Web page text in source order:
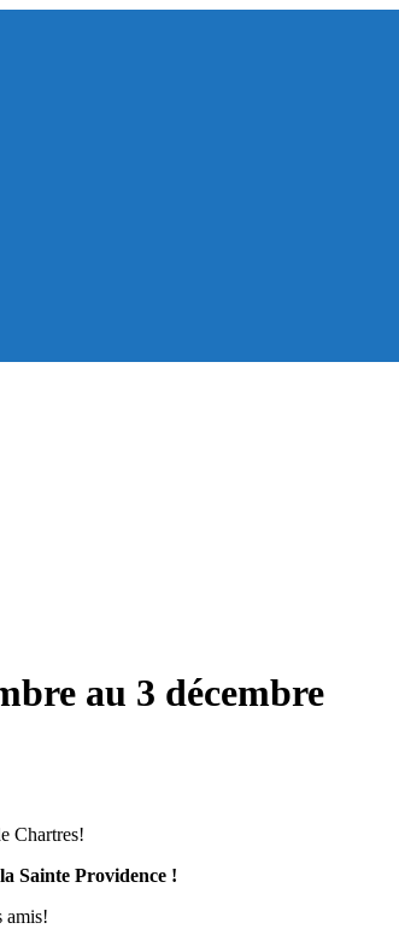
au 3 décembre
Chartres!
Sainte Providence !
amis!